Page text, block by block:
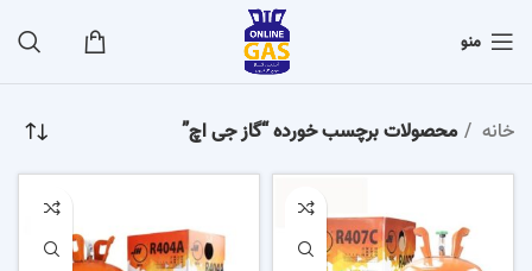
منو
خانه محصولات برچسب خورده “گاز جی اچ”